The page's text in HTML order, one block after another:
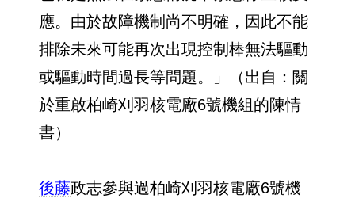
應。由於故障機制尚不明確，因此不能
排除未來可能再次出現控制棒無法驅動
或驅動時間過長等問題。」（出自：關
於重啟柏崎刈羽核電廠6號機組的陳情
書）
後藤政志參與過柏崎刈羽核電廠6號機